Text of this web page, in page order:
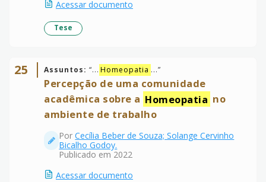
Acessar documento
Tese
25 Assuntos: “... Homeopatia ...”
Percepção de uma comunidade
acadêmica sobre a Homeopatia no
ambiente de trabalho
Por Cecília Beber de Souza; Solange Cervinho
Bicalho Godoy.
Publicado em 2022
Acessar documento